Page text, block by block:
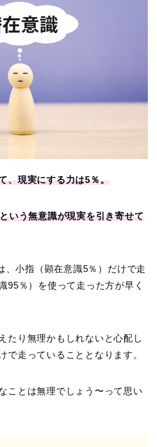
、現実にする力は5％。
いう無意識が現実を引き寄せて
、小指（顕在意識5％）だけで走
95％）を使って走った方が早く
たり無理かもしれないと心配し
で走っていることとなります。
ことは無理でしょう〜って思い